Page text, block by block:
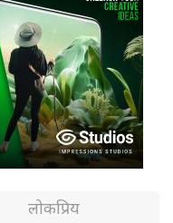
लोकप्रिय